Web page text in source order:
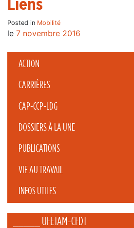
ACTION
CARRIÈRES
CAP-CCP-LDG
DOSSIERS À LA UNE
PUBLICATIONS
VIE AU TRAVAIL
INFOS UTILES
_____ UFETAM-CFDT
Liens
Posted in Mobilité
le 7 novembre 2016